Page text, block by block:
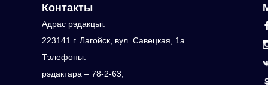
Контакты
Адрас рэдакцыi:
223141 г. Лагойск, вул. Савецкая, 1а
Тэлефоны:
рэдактара – 78-2-63,